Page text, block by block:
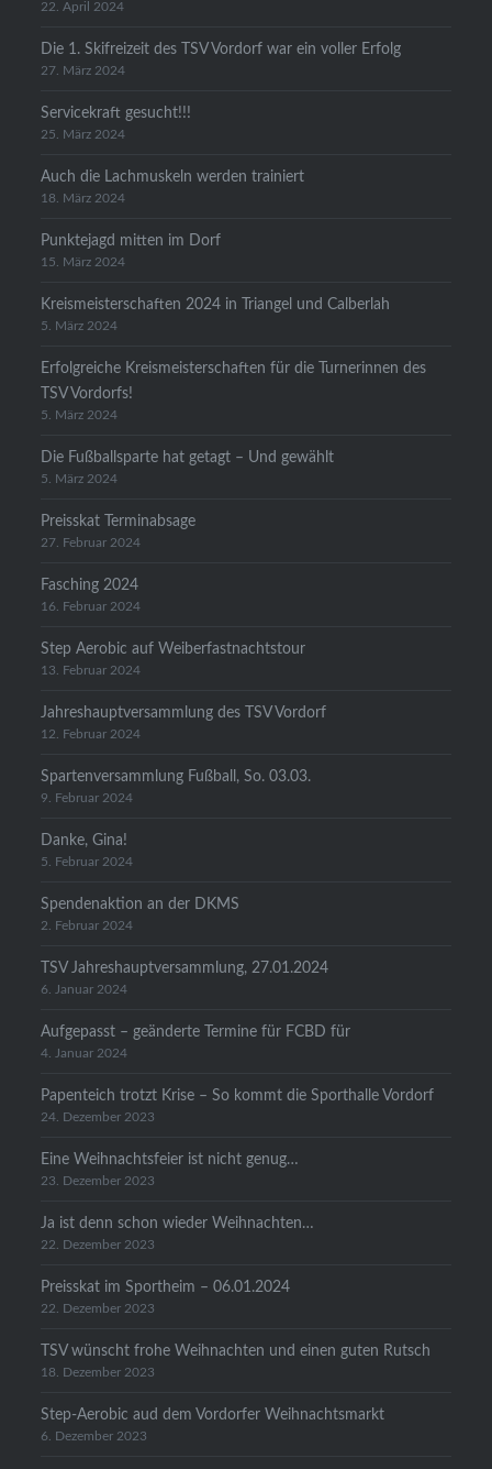
22. April 2024
Die 1. Skifreizeit des TSV Vordorf war ein voller Erfolg
27. März 2024
Servicekraft gesucht!!!
25. März 2024
Auch die Lachmuskeln werden trainiert
18. März 2024
Punktejagd mitten im Dorf
15. März 2024
Kreismeisterschaften 2024 in Triangel und Calberlah
5. März 2024
Erfolgreiche Kreismeisterschaften für die Turnerinnen des
TSV Vordorfs!
5. März 2024
Die Fußballsparte hat getagt – Und gewählt
5. März 2024
Preisskat Terminabsage
27. Februar 2024
Fasching 2024
16. Februar 2024
Step Aerobic auf Weiberfastnachtstour
13. Februar 2024
Jahreshauptversammlung des TSV Vordorf
12. Februar 2024
Spartenversammlung Fußball, So. 03.03.
9. Februar 2024
Danke, Gina!
5. Februar 2024
Spendenaktion an der DKMS
2. Februar 2024
TSV Jahreshauptversammlung, 27.01.2024
6. Januar 2024
Aufgepasst – geänderte Termine für FCBD für
4. Januar 2024
Papenteich trotzt Krise – So kommt die Sporthalle Vordorf
24. Dezember 2023
Eine Weihnachtsfeier ist nicht genug…
23. Dezember 2023
Ja ist denn schon wieder Weihnachten…
22. Dezember 2023
Preisskat im Sportheim – 06.01.2024
22. Dezember 2023
TSV wünscht frohe Weihnachten und einen guten Rutsch
18. Dezember 2023
Step-Aerobic aud dem Vordorfer Weihnachtsmarkt
6. Dezember 2023